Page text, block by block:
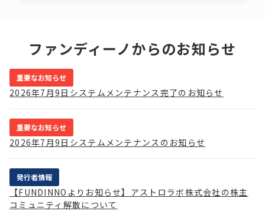
ファンディーノからのお知らせ
重要なお知らせ
2026年7月9日システムメンテナンス完了のお知らせ
重要なお知らせ
2026年7月9日システムメンテナンスのお知らせ
発行者情報
【FUNDINNOよりお知らせ】アストロラボ株式会社の株主
コミュニティ解散について